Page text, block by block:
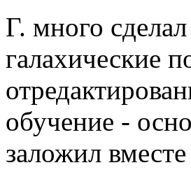
Г. много
галахические
обучение -
заложил